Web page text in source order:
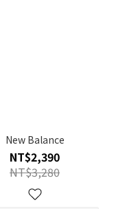
New Balance
NT$2,390
NT$3,280